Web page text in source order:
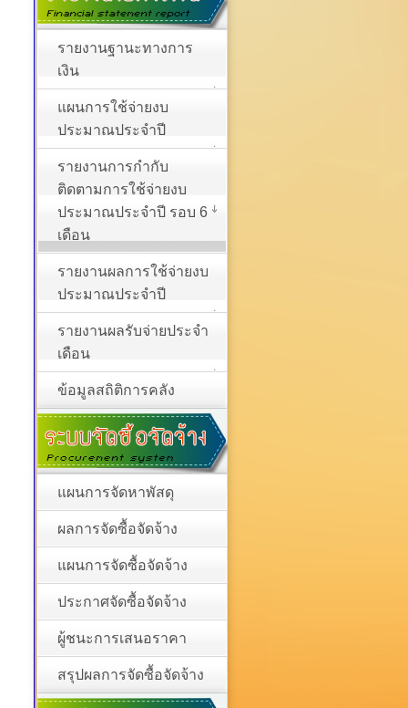
รายงานฐานะทางการ
เงิน
แผนการใช้จ่ายงบ
ประมาณประจำปี
รายงานการกำกับ
ติดตามการใช้จ่ายงบ
ประมาณประจำปี รอบ 6
เดือน
รายงานผลการใช้จ่ายงบ
ประมาณประจำปี
รายงานผลรับจ่ายประจำ
เดือน
ข้อมูลสถิติการคลัง
แผนการจัดหาพัสดุ
ผลการจัดซื้อจัดจ้าง
แผนการจัดซื้อจัดจ้าง
ประกาศจัดซื้อจัดจ้าง
ผู้ชนะการเสนอราคา
สรุปผลการจัดซื้อจัดจ้าง